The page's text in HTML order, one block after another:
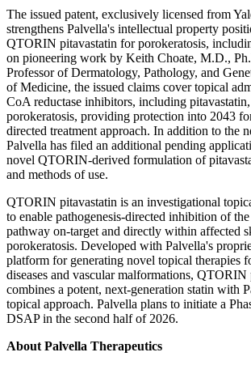
The issued patent, exclusively licensed from
strengthens Palvella's intellectual property
QTORIN pitavastatin for porokeratosis,
on pioneering work by Keith Choate, M.D.,
Professor of Dermatology, Pathology, and
of Medicine, the issued claims cover topical
CoA reductase inhibitors, including
porokeratosis, providing protection into 2043
directed treatment approach. In addition to the
Palvella has filed an additional pending
novel QTORIN-derived formulation of
and methods of use.
QTORIN pitavastatin is an investigational
to enable pathogenesis-directed inhibition of
pathway on-target and directly within affected
porokeratosis. Developed with Palvella's
platform for generating novel topical therapies
diseases and vascular malformations, QTORIN
combines a potent, next-generation statin with
topical approach. Palvella plans to initiate a
DSAP in the second half of 2026.
About Palvella Therapeutics